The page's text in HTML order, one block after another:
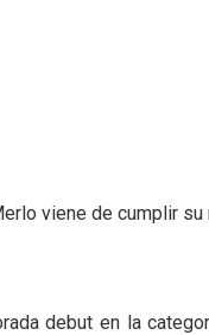
viene de cumplir
debut en la